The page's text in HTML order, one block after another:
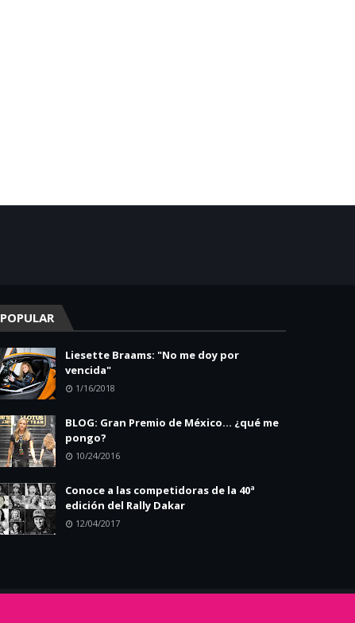
POPULAR
Liesette Braams: "No me doy por
vencida"
1/16/2018
BLOG: Gran Premio de México... ¿qué me
pongo?
10/24/2016
Conoce a las competidoras de la 40ª
edición del Rally Dakar
12/04/2017